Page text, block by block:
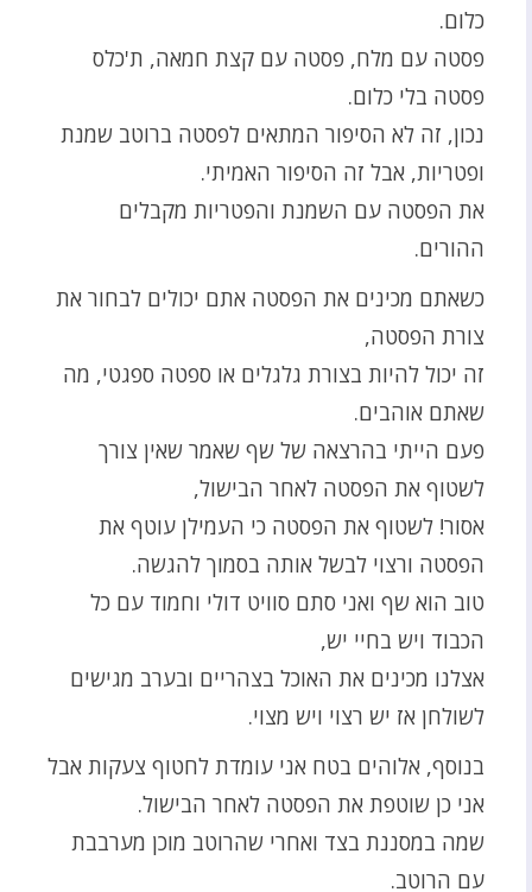
כלום.
פסטה עם מלח, פסטה עם קצת חמאה, ת'כלס
פסטה בלי כלום.
נכון, זה לא הסיפור המתאים לפסטה ברוטב שמנת
ופטריות, אבל זה הסיפור האמיתי.
את הפסטה עם השמנת והפטריות מקבלים
ההורים.
כשאתם מכינים את הפסטה אתם יכולים לבחור את
צורת הפסטה,
זה יכול להיות בצורת גלגלים או ספטה ספגטי, מה
שאתם אוהבים.
פעם הייתי בהרצאה של שף שאמר שאין צורך
לשטוף את הפסטה לאחר הבישול,
אסור! לשטוף את הפסטה כי העמילן עוטף את
הפסטה ורצוי לבשל אותה בסמוך להגשה.
טוב הוא שף ואני סתם סוויט דולי וחמוד עם כל
הכבוד ויש בחיי יש,
אצלנו מכינים את האוכל בצהריים ובערב מגישים
לשולחן אז יש רצוי ויש מצוי.
בנוסף, אלוהים בטח אני עומדת לחטוף צעקות אבל
אני כן שוטפת את הפסטה לאחר הבישול.
שמה במסננת בצד ואחרי שהרוטב מוכן מערבבת
עם הרוטב.